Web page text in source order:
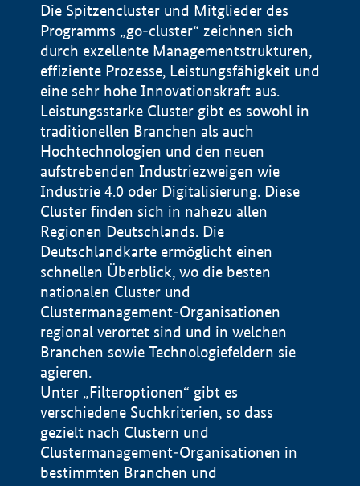
Die Spitzencluster und Mitglieder des
Programms „go-cluster“ zeichnen sich
durch exzellente Managementstrukturen,
effiziente Prozesse, Leistungsfähigkeit und
eine sehr hohe Innovationskraft aus.
Leistungsstarke Cluster gibt es sowohl in
traditionellen Branchen als auch
Hochtechnologien und den neuen
aufstrebenden Industriezweigen wie
Industrie 4.0 oder Digitalisierung. Diese
Cluster finden sich in nahezu allen
Regionen Deutschlands. Die
Deutschlandkarte ermöglicht einen
schnellen Überblick, wo die besten
nationalen Cluster und
Clustermanagement-Organisationen
regional verortet sind und in welchen
Branchen sowie Technologiefeldern sie
agieren.
Unter „Filteroptionen“ gibt es
verschiedene Suchkriterien, so dass
gezielt nach Clustern und
Clustermanagement-Organisationen in
bestimmten Branchen und
Impressum
Datenschutzerklärung
BMWE, 2026 ©
100 km © Geobasis-DE / BKG 2015